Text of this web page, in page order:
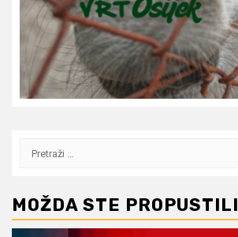
Pretraži:
MOŽDA STE PROPUSTILI